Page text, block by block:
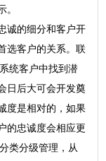
。
诚的细分和客户开
选客户的关系。联
统客户中找到潜
日后大可会开发奠
度是相对的，如果
的忠诚度会相应更
类分级管理，从